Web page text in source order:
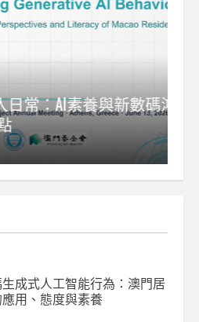
：AI素養與新數碼鴻
成式人工智能行為：澳門居
用、態度與素養